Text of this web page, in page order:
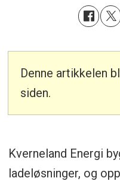
Denne artikkelen
siden.
Kverneland Energi
ladeløsninger, og